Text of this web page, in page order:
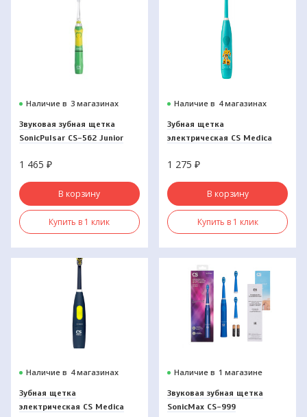
Наличие в 3 магазинах
Звуковая зубная щетка
SonicPulsar CS-562 Junior
1 465 ₽
В корзину
Купить в 1 клик
Наличие в 4 магазинах
Зубная щетка
электрическая CS Medica
1 275₽
В корзину
Купить в 1 клик
Наличие в 4 магазинах
Зубная щетка
электрическая CS Medica
Наличие в 1 магазине
Звуковая зубная щетка
SonicMax CS-999